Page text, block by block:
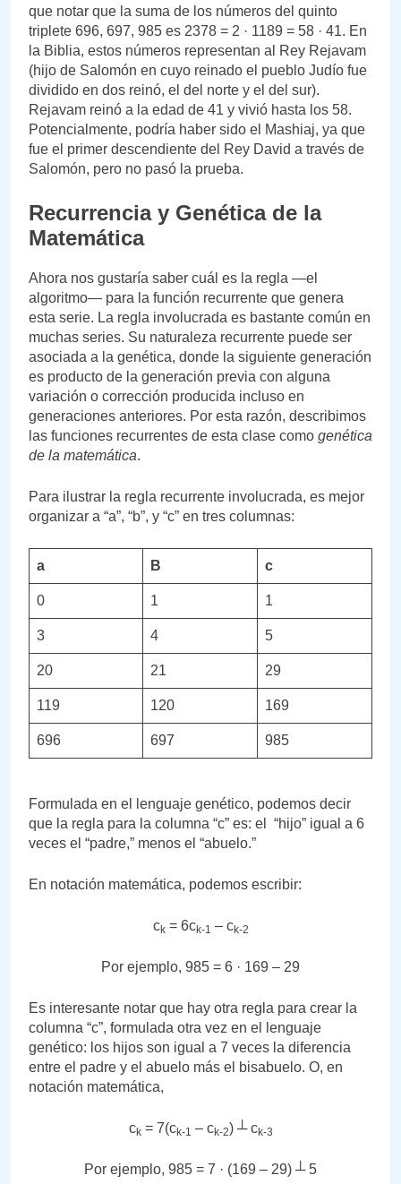
que notar que la suma de los números del quinto
triplete 696, 697, 985 es 2378 = 2 · 1189 = 58 · 41. En
la Biblia, estos números representan al Rey Rejavam
(hijo de Salomón en cuyo reinado el pueblo Judío fue
dividido en dos reinó, el del norte y el del sur).
Rejavam reinó a la edad de 41 y vivió hasta los 58.
Potencialmente, podría haber sido el Mashiaj, ya que
fue el primer descendiente del Rey David a través de
Salomón, pero no pasó la prueba.
Recurrencia y Genética de la
Matemática
Ahora nos gustaría saber cuál es la regla —el
algoritmo— para la función recurrente que genera
esta serie. La regla involucrada es bastante común en
muchas series. Su naturaleza recurrente puede ser
asociada a la genética, donde la siguiente generación
es producto de la generación previa con alguna
variación o corrección producida incluso en
generaciones anteriores. Por esta razón, describimos
las funciones recurrentes de esta clase como genética
de la matemática.
Para ilustrar la regla recurrente involucrada, es mejor
organizar a “a”, “b”, y “c” en tres columnas:
a B c
0 1 1
3 4 5
20 21 29
119 120 169
696 697 985
Formulada en el lenguaje genético, podemos decir
que la regla para la columna “c” es: el “hijo” igual a 6
veces el “padre,” menos el “abuelo.”
En notación matemática, podemos escribir:
ck= 6ck-1 – ck-2
Por ejemplo, 985 = 6 · 169 – 29
Es interesante notar que hay otra regla para crear la
columna “c”, formulada otra vez en el lenguaje
genético: los hijos son igual a 7 veces la diferencia
entre el padre y el abuelo más el bisabuelo. O, en
notación matemática,
ck= 7(ck-1 – ck-2) ┴ ck-3
Por ejemplo, 985 = 7 · (169 – 29) ┴ 5